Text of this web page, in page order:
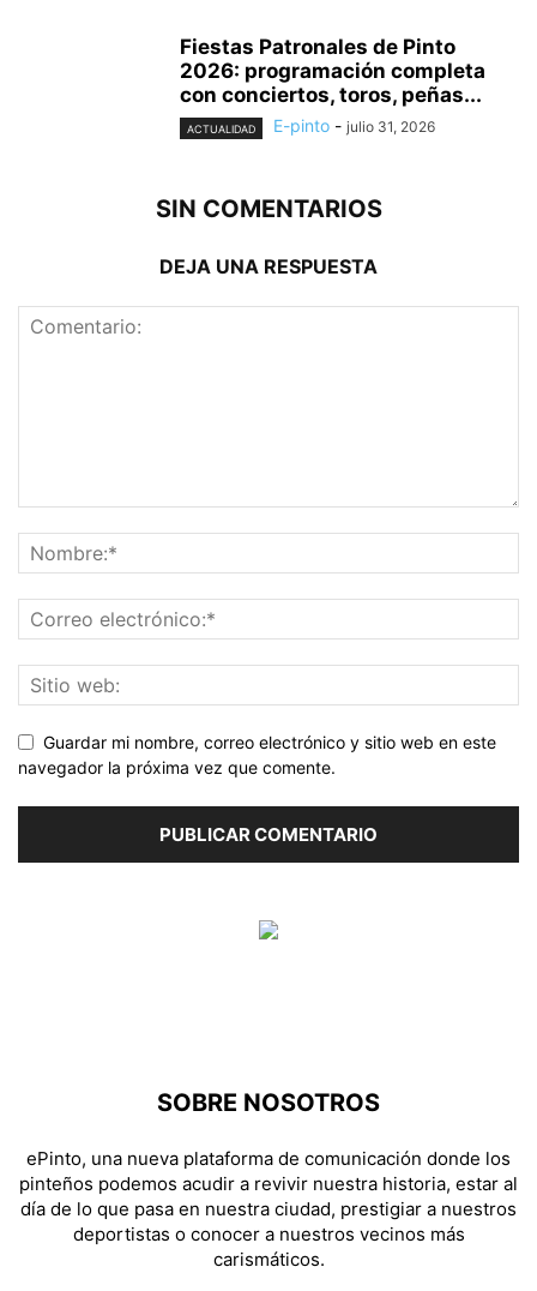
Fiestas Patronales de Pinto
2026: programación completa
con conciertos, toros, peñas...
ACTUALIDAD E-pinto - julio 31, 2026
SIN COMENTARIOS
DEJA UNA RESPUESTA
Guardar mi nombre, correo electrónico y sitio web en este
navegador la próxima vez que comente.
SOBRE NOSOTROS
ePinto, una nueva plataforma de comunicación donde los
pinteños podemos acudir a revivir nuestra historia, estar al
día de lo que pasa en nuestra ciudad, prestigiar a nuestros
deportistas o conocer a nuestros vecinos más
carismáticos.